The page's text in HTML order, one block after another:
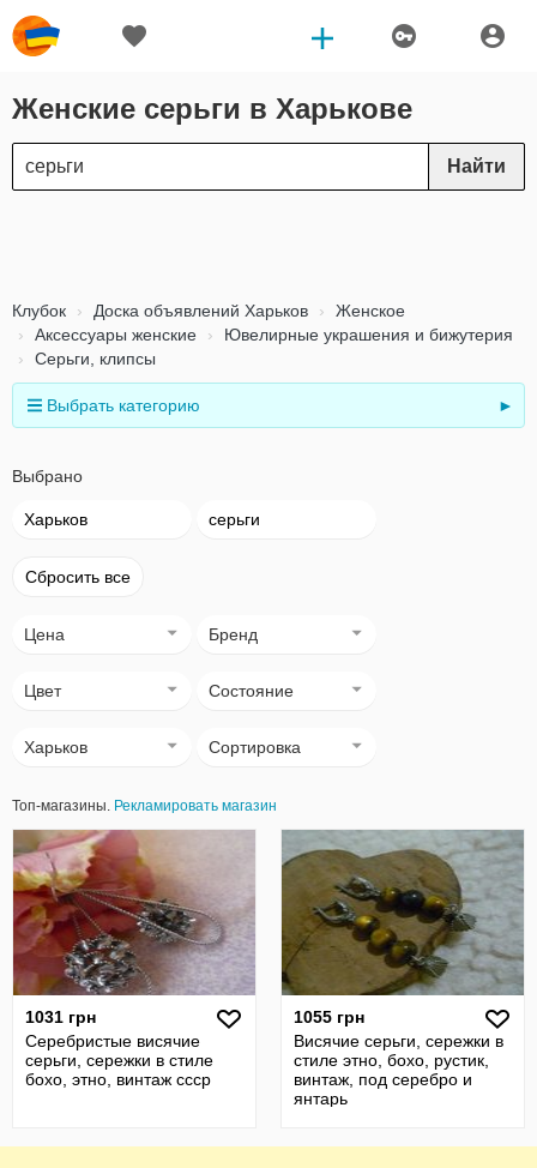
Женские серьги в Харькове
Найти
Клубок Доска объявлений Харьков
Женское
Аксессуары женские
Ювелирные украшения и бижутерия
Серьги, клипсы
Выбрать категорию ►
Выбрано
Харьков серьги
Сбросить все
Цена Бренд
Цвет Состояние
Харьков Сортировка
Топ-магазины. Рекламировать магазин
1031 грн
Серебристые висячие
серьги, сережки в стиле
бохо, этно, винтаж ссср
1055 грн
Висячие серьги, сережки в
стиле этно, бохо, рустик,
винтаж, под серебро и
янтарь